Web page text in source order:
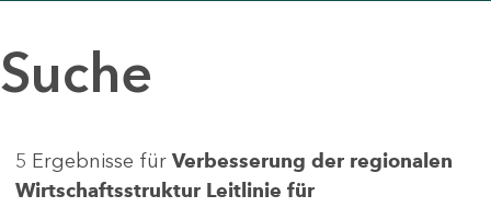
Suche
5 Ergebnisse für Verbesserung der regionalen
Wirtschaftsstruktur Leitlinie für